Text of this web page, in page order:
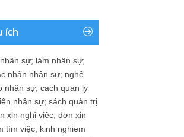
ích
sự; làm nhân sự;
nhận nhân sự; nghề
nhân sự; cach quan ly
nhân sự; sách quản trị
xin nghỉ việc; đơn xin
tìm việc; kinh nghiem